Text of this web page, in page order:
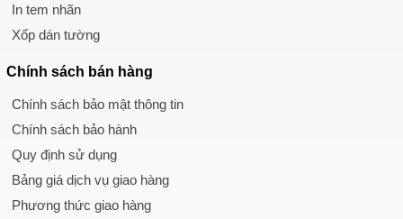
In tem nhãn
Xốp dán tường
Chính sách bán hàng
Chính sách bảo mật thông tin
Chính sách bảo hành
Quy định sử dụng
Bảng giá dịch vụ giao hàng
Phương thức giao hàng